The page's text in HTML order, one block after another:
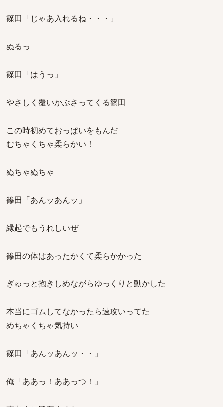
篠田「じゃあ入れるね・・・」
ぬるっ
篠田「はうっ」
やさしく覆いかぶさってくる篠田
この時初めておっぱいをもんだ
むちゃくちゃ柔らかい！
ぬちゃぬちゃ
篠田「あんッあんッ」
縁起でもうれしいぜ
篠田の体はあったかくて柔らかかった
ぎゅっと抱きしめながらゆっくりと動かした
本当にゴムしてなかったら速攻いってた
めちゃくちゃ気持い
篠田「あんッあんッ・・」
俺「ああっ！ああっつ！」